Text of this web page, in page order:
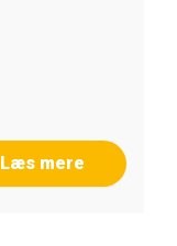
Læs mere